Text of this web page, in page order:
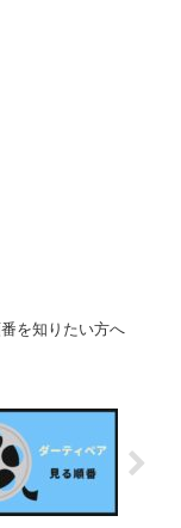
を知りたい方へ